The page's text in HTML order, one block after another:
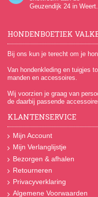
Geuzendijk 24 in Weert.
HONDENBOETIEK
Bij ons kun je terecht om je
Van hondenkleding en tuigjes
manden en accessoires.
Wij voorzien je graag van
de daarbij passende
KLANTENSERVICE
Mijn Account
Mijn Verlanglijstje
Bezorgen & afhalen
Retourneren
Privacyverklaring
Algemene Voorwaarden